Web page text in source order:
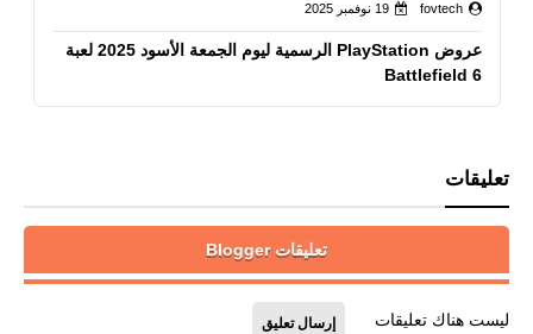
fovtech 19 نوفمبر 2025
عروض PlayStation الرسمية ليوم الجمعة الأسود 2025 لعبة
Battlefield 6
تعليقات
تعليقات Blogger
ليست هناك تعليقات إرسال تعليق